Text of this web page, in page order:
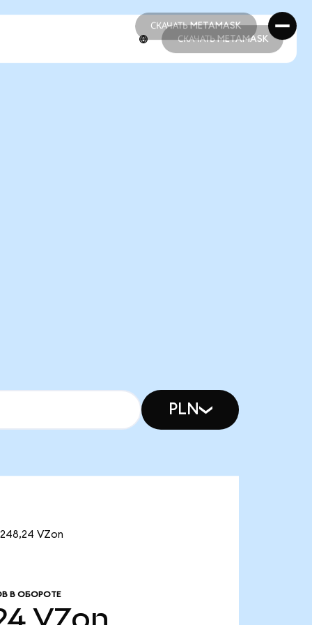
СКАЧАТЬ METAMASK
СКАЧАТЬ METAMASK
СКАЧАТЬ METAMASK
PLN
VZon
В ОБОРОТЕ